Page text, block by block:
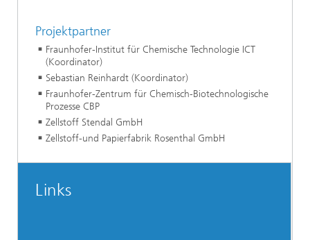
Projektpartner
Fraunhofer-Institut für Chemische Technologie ICT
(Koordinator)
Sebastian Reinhardt (Koordinator)
Fraunhofer-Zentrum für Chemisch-Biotechnologische
Prozesse CBP
Zellstoff Stendal GmbH
Zellstoff-und Papierfabrik Rosenthal GmbH
Links